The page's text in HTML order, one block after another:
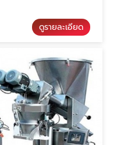
ดูรายละเอียด